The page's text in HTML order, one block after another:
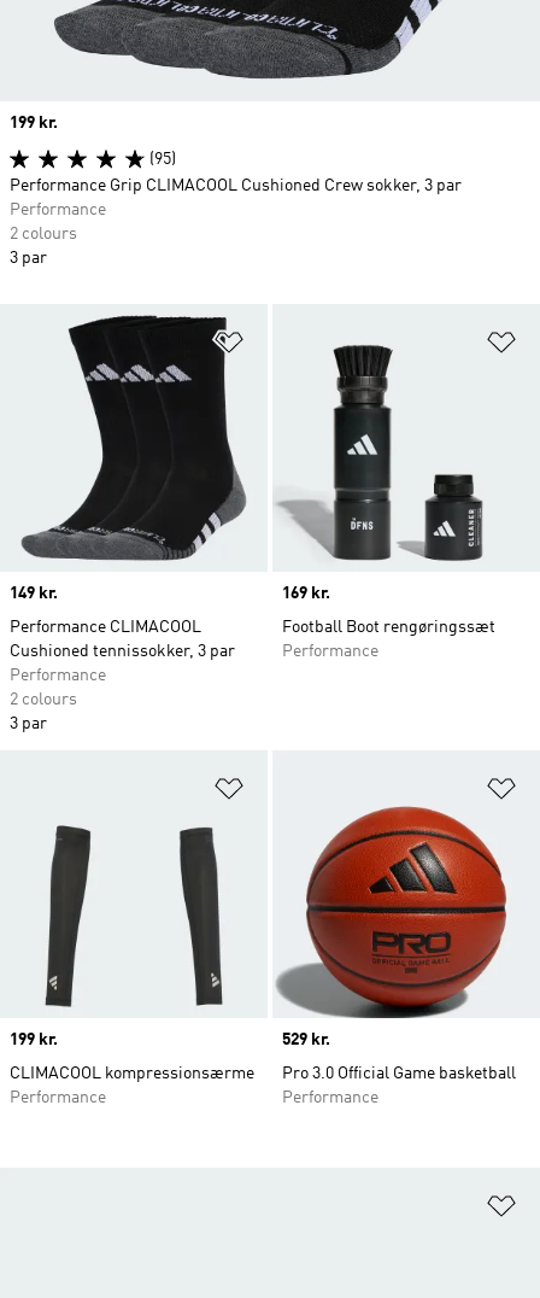
Price
149 kr.
Performance CLIMACOOL
Cushioned tennissokker, 3 par
Performance
2 colours
3 par
Price
169 kr.
Football Boot rengøringssæt
Performance
Price
199 kr.
CLIMACOOL kompressionsærme
Performance
Price
529 kr.
Pro 3.0 Official Game basketball
Performance
Price
199 kr.
(95)
Performance Grip CLIMACOOL Cushioned Crew sokker, 3 par
Performance
2 colours
3 par